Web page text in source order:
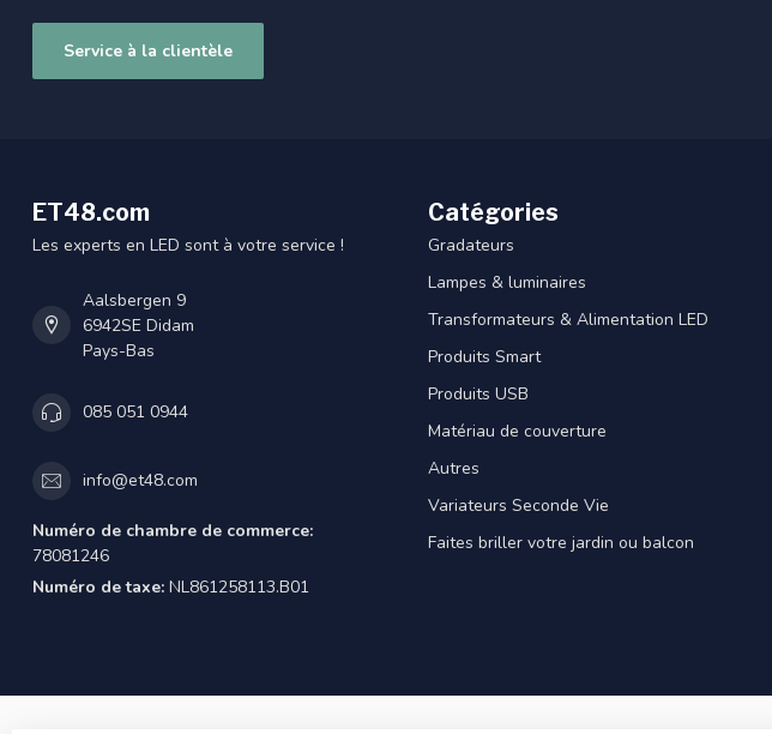
Service à la clientèle
ET48.com
Les experts en LED sont à votre service !
Aalsbergen 9
6942SE Didam
Pays-Bas
085 051 0944
info@et48.com
Numéro de chambre de commerce:
78081246
Numéro de taxe: NL861258113.B01
Catégories
Gradateurs
Lampes & luminaires
Transformateurs & Alimentation LED
Produits Smart
Produits USB
Matériau de couverture
Autres
Variateurs Seconde Vie
Faites briller votre jardin ou balcon